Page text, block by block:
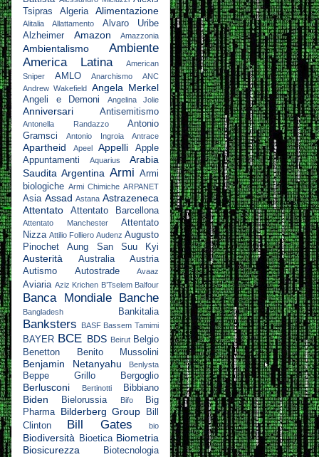
Tsipras
Algeria Alimentazione
Alitalia Allattamento
Alvaro Uribe
Alzheimer
Amazon Amazzonia
Ambientalismo
Ambiente
America Latina
American
Sniper
AMLO Anarchismo
ANC
Andrew Wakefield Angela Merkel
Angeli e Demoni Angelina Jolie
Anniversari Antisemitismo
Antonella Randazzo
Antonio
Gramsci
Antonio Ingroia Antrace
Apartheid Apeel Appelli
Apple
Appuntamenti
Aquarius
Arabia
Saudita Argentina Armi Armi
biologiche Armi Chimiche ARPANET
Asia Assad Astana Astrazeneca
Attentato
Attentato Barcellona
Attentato Manchester
Attentato
Nizza Attilio Folliero Audenz Augusto
Pinochet
Aung San Suu Kyi
Austerità Australia
Austria
Autismo
Autostrade Avaaz
Aviaria Aziz Krichen B’Tselem Balfour
Banca Mondiale Banche
Bangladesh Bankitalia
Banksters BASF Bassem Tamimi
BAYER BCE BDS Beirut Belgio
Benetton
Benito Mussolini
Benjamin Netanyahu Benlysta
Beppe Grillo Bergoglio
Berlusconi Bertinotti Bibbiano
Biden Bielorussia Bifo
Big
Pharma
Bilderberg Group
Bill
Clinton
Bill Gates bio
Biodiversità Bioetica Biometria
Biosicurezza
Biotecnologia